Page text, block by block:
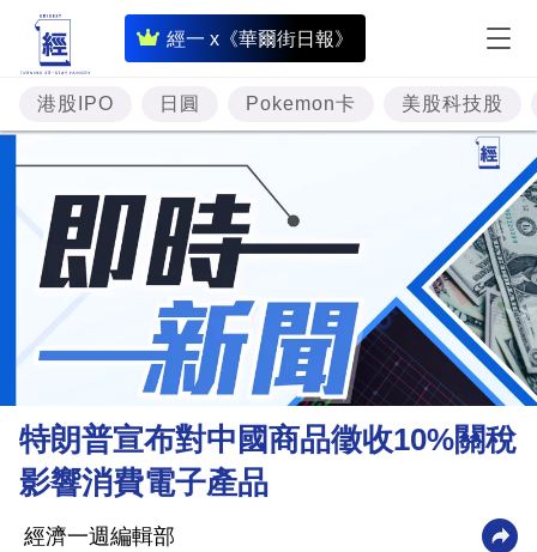
經一 x《華爾街日報》
即
時
財
經
專
題
投
資
樓
市
財
商
業
港股IPO 日圓 Pokemon卡 美股科技股
特朗普宣布對中國商品徵收10%關稅
影響消費電子產品
經濟一週編輯部